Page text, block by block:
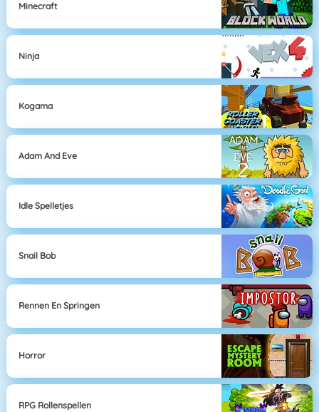
Minecraft
Ninja
Kogama
Adam And Eve
Idle Spelletjes
Snail Bob
Rennen En Springen
Horror
RPG Rollenspellen